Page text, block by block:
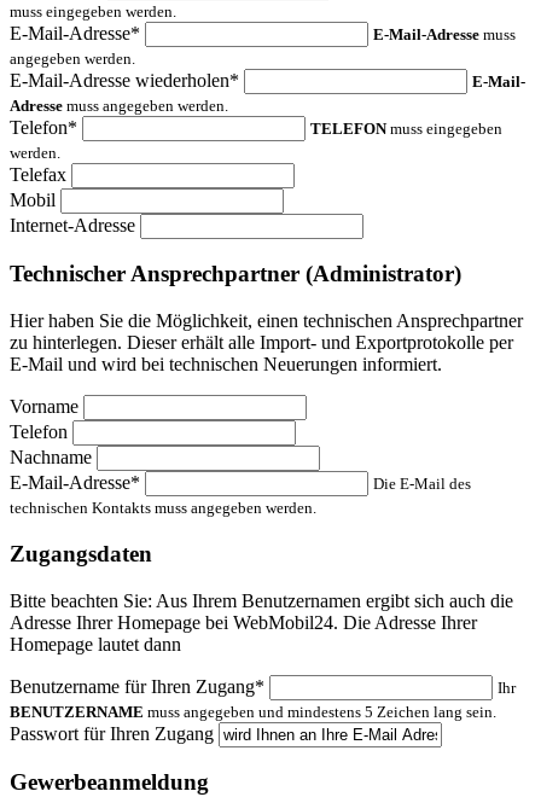
muss eingegeben werden.
E-Mail-Adresse* E-Mail-Adresse muss
angegeben werden.
E-Mail-Adresse wiederholen*
E-Mail-
Adresse muss angegeben werden.
Telefon* TELEFONmuss eingegeben
werden.
Telefax
Mobil
Internet-Adresse
Technischer Ansprechpartner (Administrator)
Hier haben Sie die Möglichkeit, einen technischen Ansprechpartner
zu hinterlegen. Dieser erhält alle Import- und Exportprotokolle per
E-Mail und wird bei technischen Neuerungen informiert.
Vorname
Telefon
Nachname
E-Mail-Adresse*
Die E-Mail des
technischen Kontakts muss angegeben werden.
Zugangsdaten
Bitte beachten Sie: Aus Ihrem Benutzernamen ergibt sich auch die
Adresse Ihrer Homepage bei WebMobil24. Die Adresse Ihrer
Homepage lautet dann
Benutzername für Ihren Zugang*
Ihr
BENUTZERNAME muss angegeben und mindestens 5 Zeichen lang sein.
Passwort für Ihren Zugang
Gewerbeanmeldung